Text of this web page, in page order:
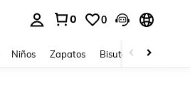
0 0
Niños Zapatos Bisutería Y